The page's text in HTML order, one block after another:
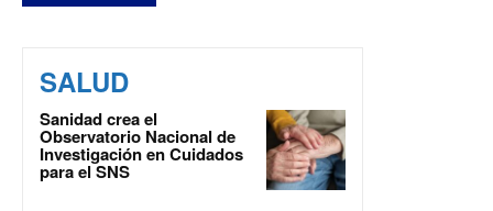
SALUD
Sanidad crea el
Observatorio Nacional de
Investigación en Cuidados
para el SNS